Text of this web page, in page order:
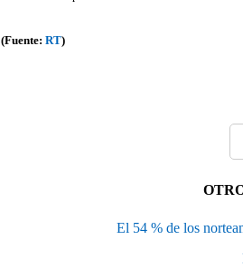
(Fuente: RT)
El 54 % de los